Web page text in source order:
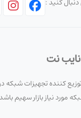
کنید :
نت
کننده تجهیزات
شبکه مورد نیاز بازار